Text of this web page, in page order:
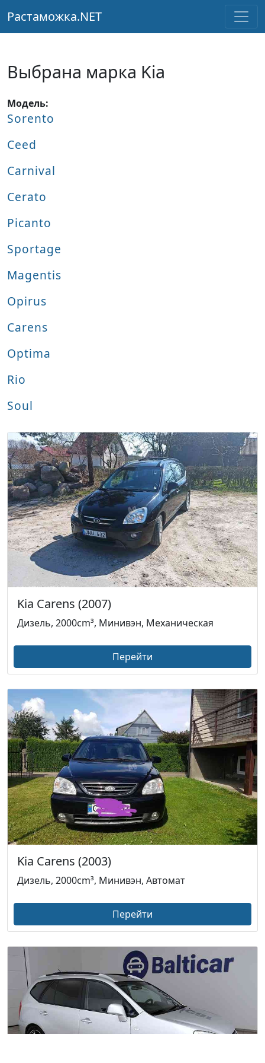
Растаможка.NET
Выбрана марка Kia
Модель:
Sorento
Ceed
Carnival
Cerato
Picanto
Sportage
Magentis
Opirus
Carens
Optima
Rio
Soul
Kia Carens (2007)
Дизель, 2000cm³, Минивэн, Механическая
Перейти
Kia Carens (2003)
Дизель, 2000cm³, Минивэн, Автомат
Перейти